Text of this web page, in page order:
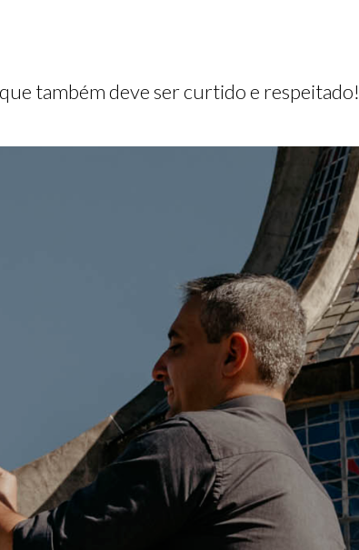
também deve ser curtido e respeitado!